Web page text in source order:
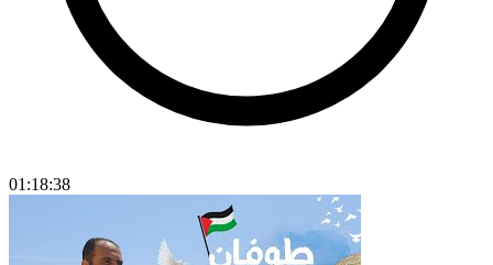
01:18:38